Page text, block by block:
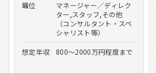
職位
マネージャー／ディレク
ター,スタッフ,その他
（コンサルタント・スペ
シャリスト等）
想定年収
800～2000万円程度まで